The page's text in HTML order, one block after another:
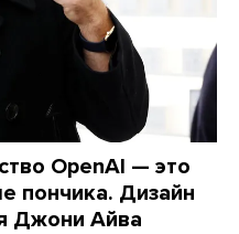
OpenAI — это
пончика. Дизайн
Джони Айва